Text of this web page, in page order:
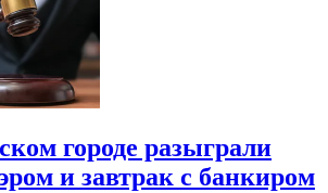
городе разыграли
и завтрак с банкиром